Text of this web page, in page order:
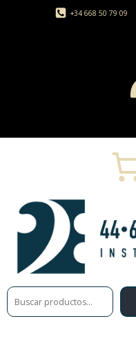
+34 668 50 79 09